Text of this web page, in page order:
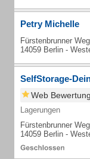
Petry Michelle
Fürstenbrunner
14059 Berlin -
SelfStorage-
Web
Lagerungen
Fürstenbrunner
14059 Berlin -